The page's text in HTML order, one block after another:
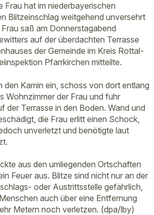
Frau hat im niederbayerischen
Blitzeinschlag weitgehend unversehrt
saß am Donnerstagabend
auf der überdachten Terrasse
der Gemeinde im Kreis Rottal-
Pfarrkirchen mitteilte.
den Kamin ein, schoss von dort entlang
Wohnzimmer der Frau und fuhr
der Terrasse in den Boden. Wand und
die Frau erlitt einen Schock,
unverletzt und benötigte laut
aus den umliegenden Ortschaften
Feuer aus. Blitze sind nicht nur an der
oder Austrittsstelle gefährlich,
auch über eine Entfernung
Metern noch verletzen. (dpa/lby)